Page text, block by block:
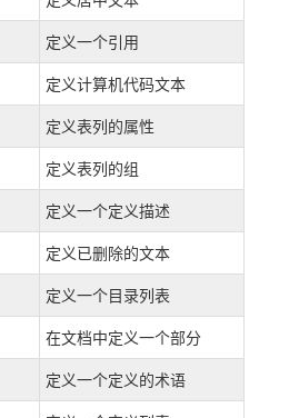
定义一个引用
定义计算机代码文本
定义表列的属性
定义表列的组
定义一个定义描述
定义已删除的文本
定义一个目录列表
在文档中定义一个部分
定义一个定义的术语